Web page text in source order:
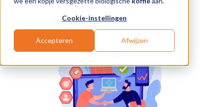
Cookie-instellingen
Accepteren Afwijzen
vanMaarten de Witop 15-9-20 16:50